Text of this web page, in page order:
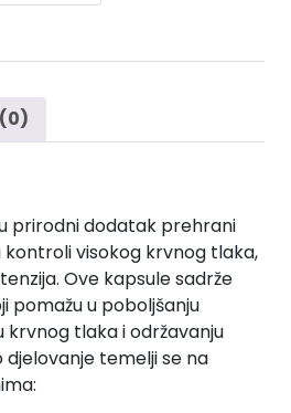
prirodni dodatak prehrani
visokog krvnog tlaka,
Ove kapsule sadrže
pomažu u poboljšanju
krvnog tlaka i održavanju
djelovanje temelji se na